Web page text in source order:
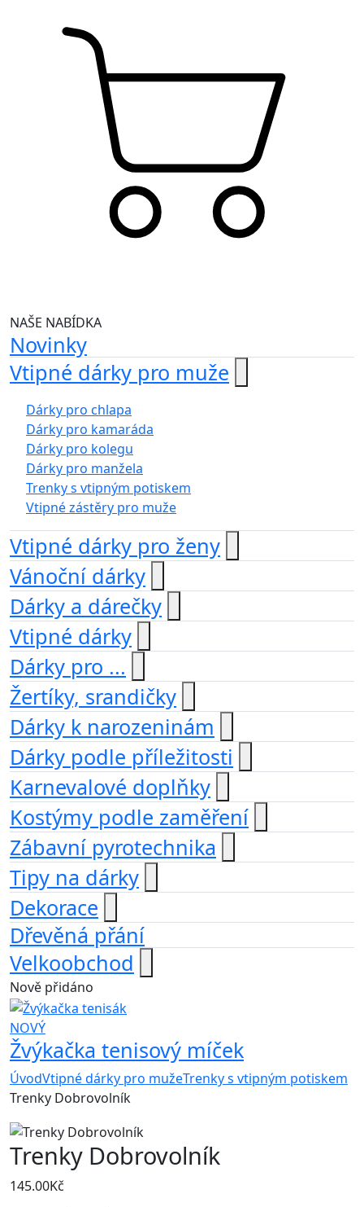
NAŠE NABÍDKA
Novinky
Vtipné dárky pro muže
Dárky pro chlapa
Dárky pro kamaráda
Dárky pro kolegu
Dárky pro manžela
Trenky s vtipným potiskem
Vtipné zástěry pro muže
Vtipné dárky pro ženy
Vánoční dárky
Dárky a dárečky
Vtipné dárky
Dárky pro ...
Žertíky, srandičky
Dárky k narozeninám
Dárky podle příležitosti
Karnevalové doplňky
Kostýmy podle zaměření
Zábavní pyrotechnika
Tipy na dárky
Dekorace
Dřevěná přání
Velkoobchod
Nově přidáno
NOVÝ
Žvýkačka tenisový míček
ÚvodVtipné dárky pro mužeTrenky s vtipným potiskem
Trenky Dobrovolník
Trenky Dobrovolník
145.00Kč